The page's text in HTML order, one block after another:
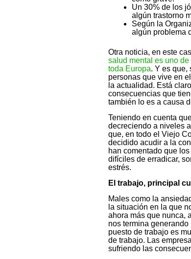
Un 30% de los
algún trastorno
Según la
algún problema
Otra noticia, en este
salud mental es uno
toda Europa. Y es que,
personas que vive en
la actualidad. Está
consecuencias que
también lo es a causa
Teniendo en cuenta
decreciendo a niveles
que, en todo el Viejo
decidido acudir a la
han comentado que
difíciles de erradicar,
estrés.
El trabajo, principal
Males como la
la situación en la que
ahora más que nunca,
nos termina
puesto de trabajo es
de trabajo. Las
sufriendo las